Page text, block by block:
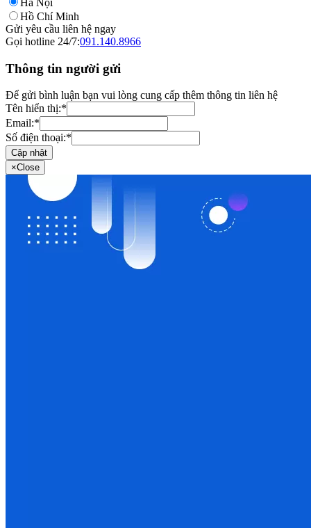
Hà Nội
Hồ Chí Minh
Gửi yêu cầu liên hệ ngay
Gọi hotline 24/7:091.140.8966
Thông tin người gửi
Để gửi bình luận bạn vui lòng cung cấp thêm thông tin liên hệ
Tên hiển thị:*
Email:*
Số điện thoại:*
Cập nhật
×Close